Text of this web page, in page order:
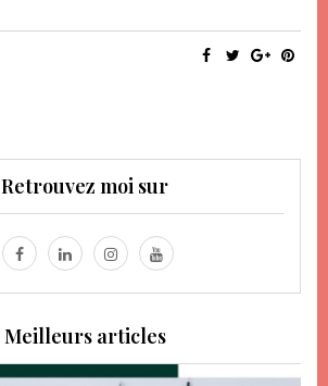
Retrouvez moi sur
Meilleurs articles